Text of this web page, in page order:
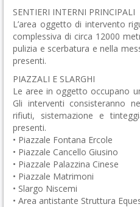
SENTIERI INTERNI PRINCIPALI
L’area oggetto di intervento
complessiva di circa 12000
pulizia e scerbatura e nella
presenti.
PIAZZALI E SLARGHI
Le aree in oggetto occupano
Gli interventi consisteranno
rifiuti, sistemazione e
presenti.
• Piazzale Fontana Ercole
• Piazzale Cancello Giusino
• Piazzale Palazzina Cinese
• Piazzale Matrimoni
• Slargo Niscemi
• Area antistante Struttura